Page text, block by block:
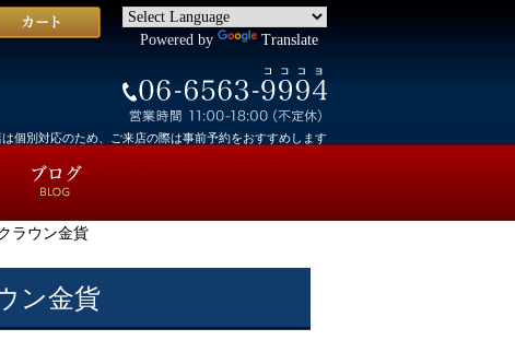
Powered by Translate
は個別対応のため、ご来店の際は事前予約をおすすめします
ラウン金貨
ン金貨